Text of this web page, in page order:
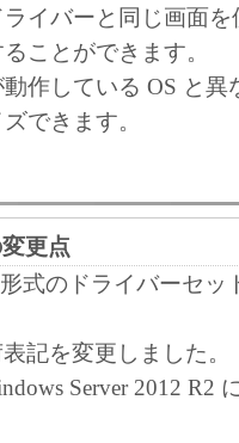
イバーと同じ画面
ことができます。
作している OS と異
できます。
更点
式のドライバーセッ
記を変更しました。
Server 2012 R2